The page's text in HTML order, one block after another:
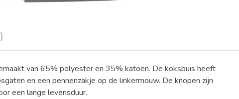
van 65% polyester en 35% katoen. De koksbuis heeft
en een pennenzakje op de linkermouw. De knopen zijn
een lange levensduur.